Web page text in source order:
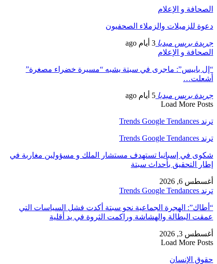
الصحافة و الإعلام
دعوة للزميلات والزملاء الصحفيون
جريدة بريس ميديا 3 أيام ago
الصحافة و الإعلام
“إل باييس”: ماجرى في سبتة يشبه “مسيرة خضراء مصغرة”
أشعلت…
جريدة بريس ميديا 5 أيام ago
Load More Posts
ترند Trends Google Tendances
ترند Trends Google Tendances
شكوى في إسبانيا تستهدف مستشار الملك و مسؤولين مغاربة في
إطار التحقيق بأحداث سبتة
أغسطس 6, 2026
ترند Trends Google Tendances
“أطاك”: الهجرة الجماعية نحو سبتة أكدت فشل السياسات التي
عمقت البطالة والهشاشة وراكمت الثروة في يد أقلية
أغسطس 3, 2026
Load More Posts
حقوق الإنسان